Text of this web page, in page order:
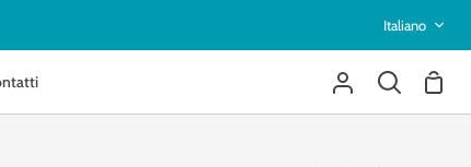
Italiano
Il
mio
Cerca